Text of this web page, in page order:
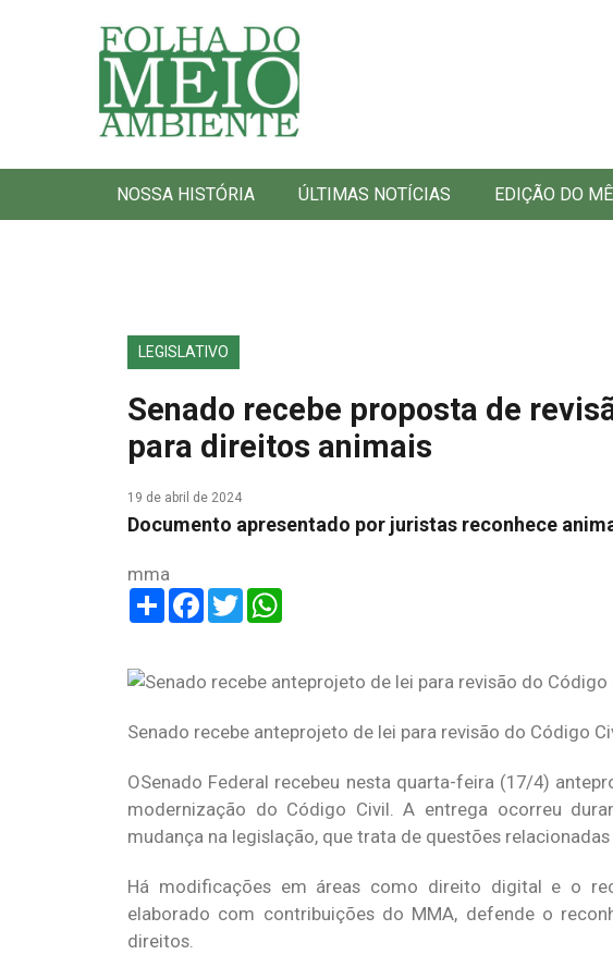
Folha do Meio Ambiente
NOSSA HISTÓRIA ÚLTIMAS NOTÍCIAS EDIÇÃO DO
LEGISLATIVO
Senado recebe proposta de
para direitos animais
19 de abril de 2024
Documento apresentado por juristas reconhece
mma
ShareFacebook
Twitter
Senado recebe anteprojeto de lei para revisão do Código
OSenado Federal recebeu nesta quarta-feira (17/4)
modernização do Código Civil. A entrega ocorreu
mudança na legislação, que trata de questões
Há modificações em áreas como direito digital e o
elaborado com contribuições do MMA, defende o
direitos.